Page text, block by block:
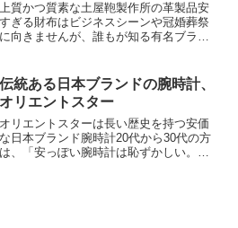
上質かつ質素な土屋鞄製作所の革製品安
すぎる財布はビジネスシーンや冠婚葬祭
に向きませんが、誰もが知る有名ブラン
ちたい方におすすめなのが、1965年創業
の日本ブランド「土屋鞄...
伝統ある日本ブランドの腕時計、
オリエントスター
オリエントスターは長い歴史を持つ安価
な日本ブランド腕時計20代から30代の方
は、「安っぽい腕時計は恥ずかしい。で